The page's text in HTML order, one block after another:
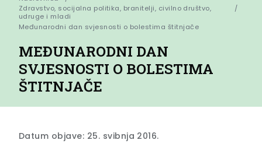
Zdravstvo, socijalna politika, branitelji, civilno društvo,
udruge i mladi
Međunarodni dan svjesnosti o bolestima štitnjače
MEĐUNARODNI DAN
SVJESNOSTI O BOLESTIMA
ŠTITNJAČE
Datum objave: 25. svibnja 2016.